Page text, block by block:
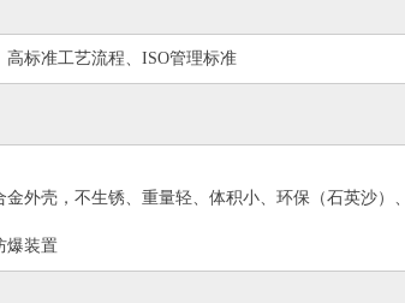
高标准工艺流程、ISO管理标准
外壳，不生锈、重量轻、体积小、环保（石英沙）
爆装置